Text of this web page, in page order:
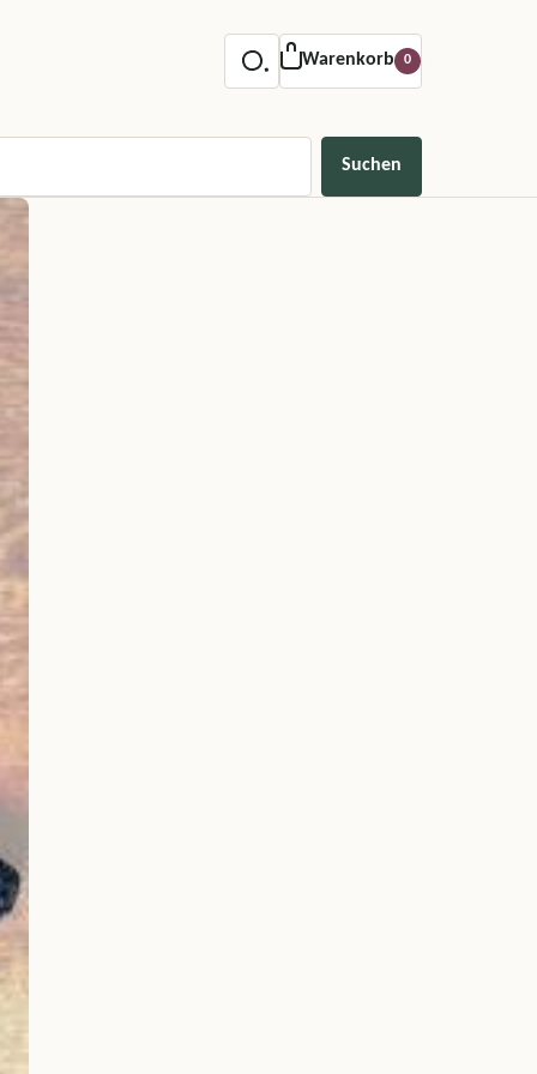
Warenkorb 0
Suchen